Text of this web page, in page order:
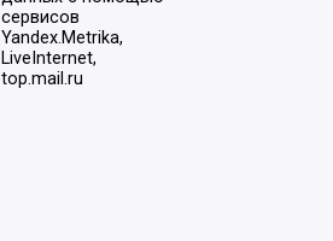
сервисов
Yandex.Metrika,
LiveInternet,
top.mail.ru